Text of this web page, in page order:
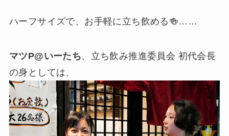
ハーフサイズで、お手軽に立ち飲める🍻……
マツP@いーたち、立ち飲み推進委員会 初代会長
の身としては、